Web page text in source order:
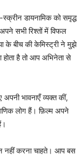
डायनामिक को समृद्ध
सभी रिश्तों में विफल
के बीच की केमिस्ट्री ने मुझे
है तो आप अभिनेता से
भावनाएँ व्यक्त कीं,
लोग हैं। फ़िल्म अपने
नहीं करना चाहते। आप बस